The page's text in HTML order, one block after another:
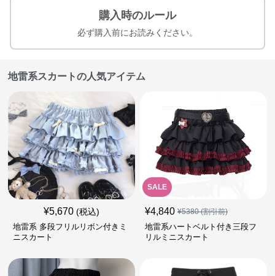
購入時のルール
必ず購入前にお読みください。
地雷系スカートの人気アイテム
¥5,670 (税込)
地雷系 多段フリルリボン付きミ
ニスカート
SALE
¥4,840 ¥5380(割引前)
地雷系ハートベルト付き三段フ
リルミニスカート